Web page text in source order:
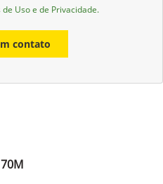
Uso e de Privacidade.
contato